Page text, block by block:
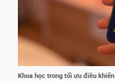
Khoa học trong tối ưu điều khiển